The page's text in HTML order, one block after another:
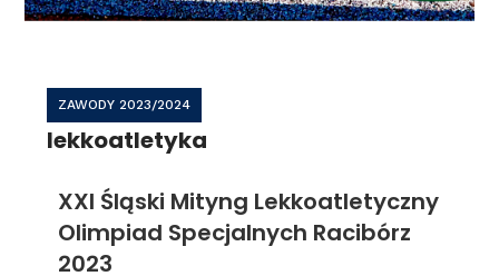
ZAWODY 2023/2024
lekkoatletyka
XXI Śląski Mityng Lekkoatletyczny
Olimpiad Specjalnych Racibórz
2023